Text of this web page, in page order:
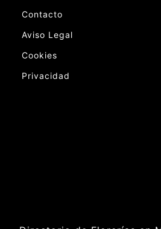
Contacto
Aviso Legal
Cookies
Privacidad